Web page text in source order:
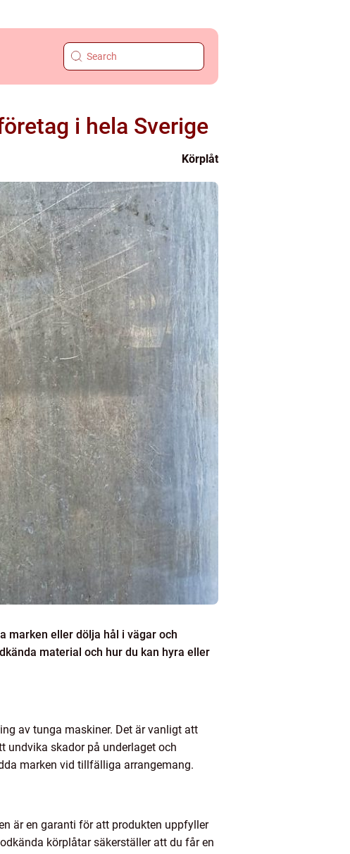
i hela Sverige
Körplåt
marken eller dölja hål i vägar och
material och hur du kan hyra eller
av tunga maskiner. Det är vanligt att
undvika skador på underlaget och
marken vid tillfälliga arrangemang.
är en garanti för att produkten uppfyller
körplåtar säkerställer att du får en